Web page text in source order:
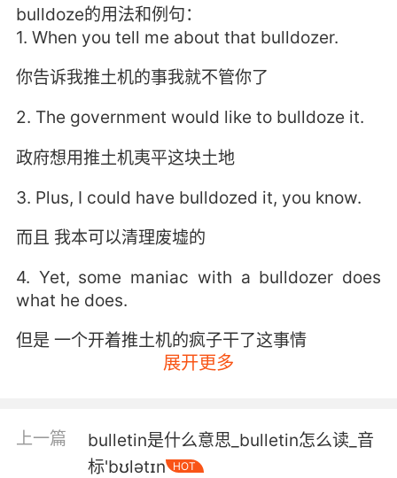
bulldoze的用法和例句：
1. When you tell me about that bulldozer.
你告诉我推土机的事我就不管你了
2. The government would like to bulldoze it.
政府想用推土机夷平这块土地
3. Plus, I could have bulldozed it, you know.
而且 我本可以清理废墟的
4. Yet, some maniac with a bulldozer does
what he does.
但是 一个开着推土机的疯子干了这事情
想赶我走就把我和房子一起推平吧
展开更多
上一篇
bulletin是什么意思_bulletin怎么读_音
标'bʊlətɪn
HOT